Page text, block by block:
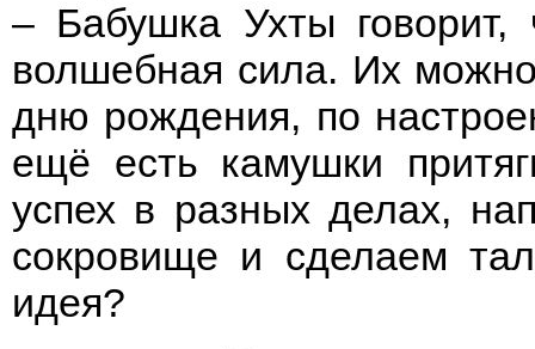
– Бабушка Ухты говорит,
волшебная сила. Их
дню рождения, по
ещё есть камушки
успех в разных делах,
сокровище и сделаем
идея?